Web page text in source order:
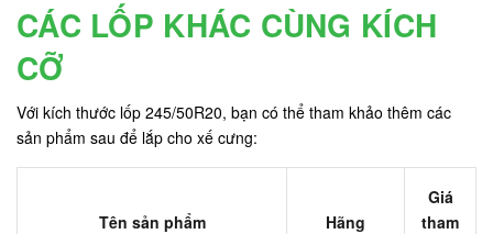
CÁC LỐP KHÁC CÙNG KÍCH
CỠ
Với kích thước lốp 245/50R20, bạn có thể tham khảo thêm các
sản phẩm sau để lắp cho xế cưng:
Tên sản phẩm Hãng
Giá
tham